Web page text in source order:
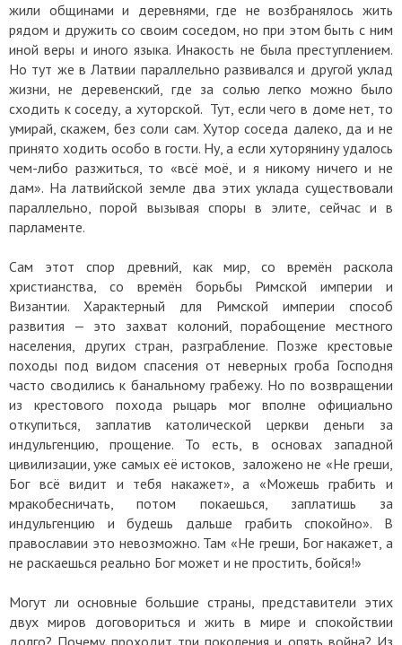
жили общинами и деревнями, где не возбранялось жить
рядом и дружить со своим соседом, но при этом быть с ним
иной веры и иного языка. Инакость не была преступлением.
Но тут же в Латвии параллельно развивался и другой уклад
жизни, не деревенский, где за солью легко можно было
сходить к соседу, а хуторской. Тут, если чего в доме нет, то
умирай, скажем, без соли сам. Хутор соседа далеко, да и не
принято ходить особо в гости. Ну, а если хуторянину удалось
чем-либо разжиться, то «всё моё, и я никому ничего и не
дам». На латвийской земле два этих уклада существовали
параллельно, порой вызывая споры в элите, сейчас и в
парламенте.
Сам этот спор древний, как мир, со времён раскола
христианства, со времён борьбы Римской империи и
Византии. Характерный для Римской империи способ
развития — это захват колоний, порабощение местного
населения, других стран, разграбление. Позже крестовые
походы под видом спасения от неверных гроба Господня
часто сводились к банальному грабежу. Но по возвращении
из крестового похода рыцарь мог вполне официально
откупиться, заплатив католической церкви деньги за
индульгенцию, прощение. То есть, в основах западной
цивилизации, уже самых её истоков, заложено не «Не греши,
Бог всё видит и тебя накажет», а «Можешь грабить и
мракобесничать, потом покаешься, заплатишь за
индульгенцию и будешь дальше грабить спокойно». В
православии это невозможно. Там «Не греши, Бог накажет, а
не раскаешься реально Бог может и не простить, бойся!»
Могут ли основные большие страны, представители этих
двух миров договориться и жить в мире и спокойствии
долго? Почему проходит три поколения и опять война? Из